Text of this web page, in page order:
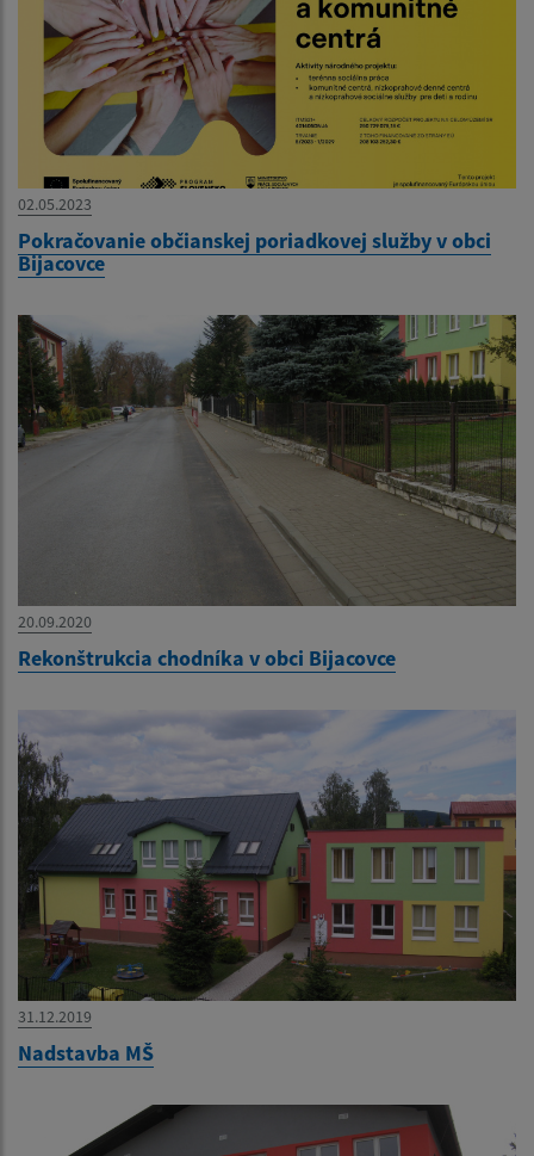
02.05.2023
Pokračovanie občianskej poriadkovej služby v obci
Bijacovce
20.09.2020
Rekonštrukcia chodníka v obci Bijacovce
31.12.2019
Nadstavba MŠ